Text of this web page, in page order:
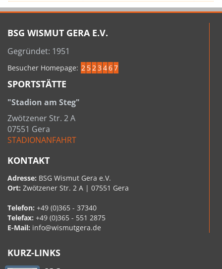
BSG WISMUT GERA E.V.
Gegründet: 1951
Besucher Homepage: 2 523 467
SPORTSTÄTTE
"Stadion am Steg"
Zwötzener Str. 2 A
07551 Gera
STADIONANFAHRT
KONTAKT
Adresse: BSG Wismut Gera e.V.
Ort: Zwötzener Str. 2 A | 07551 Gera
Telefon: +49 (0)365 - 37340
Telefax: +49 (0)365 - 551 2875
E-Mail: info@wismutgera.de
KURZ-LINKS